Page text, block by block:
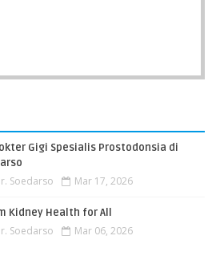
Gigi Spesialis Prostodonsia di
Soedarso Mar 17, 2026
Kidney Health for All
Soedarso Mar 06, 2026